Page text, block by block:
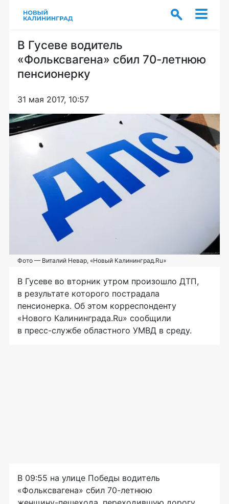
В Гусеве водитель
«Фольксвагена» сбил 70-летнюю
пенсионерку
31 мая 2017, 10:57
Фото — Виталий Невар, «Новый Калининград.Ru»
В Гусеве во вторник утром произошло ДТП,
в результате которого пострадала
пенсионерка. Об этом корреспонденту
«Нового Калининграда.Ru» сообщили
в пресс-службе областного УМВД в среду.
В 09:55 на улице Победы водитель
«Фольксвагена» сбил 70-летнюю